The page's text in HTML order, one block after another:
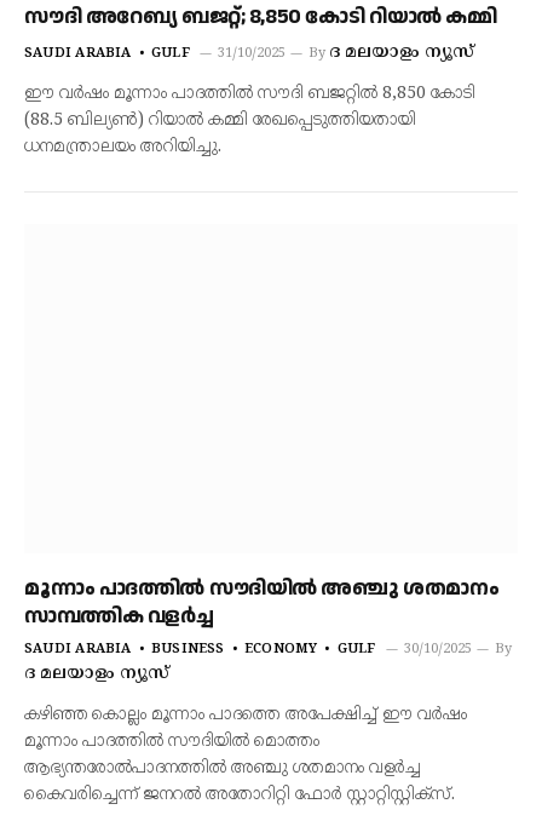
സൗദി അറേബ്യ ബജറ്റ്; 8,850 കോടി റിയാല്‍ കമ്മി
SAUDI ARABIA GULF 31/10/2025 By ദ മലയാളം ന്യൂസ്
ഈ വര്‍ഷം മൂന്നാം പാദത്തില്‍ സൗദി ബജറ്റില്‍ 8,850 കോടി
(88.5 ബില്യണ്‍) റിയാല്‍ കമ്മി രേഖപ്പെടുത്തിയതായി
ധനമന്ത്രാലയം അറിയിച്ചു.
മൂന്നാം പാദത്തില്‍ സൗദിയില്‍ അഞ്ചു ശതമാനം
സാമ്പത്തിക വളര്‍ച്ച
SAUDI ARABIA BUSINESS ECONOMY GULF 30/10/2025 By
ദ മലയാളം ന്യൂസ്
കഴിഞ്ഞ കൊല്ലം മൂന്നാം പാദത്തെ അപേക്ഷിച്ച് ഈ വര്‍ഷം
മൂന്നാം പാദത്തില്‍ സൗദിയില്‍ മൊത്തം
ആഭ്യന്തരോല്‍പാദനത്തില്‍ അഞ്ചു ശതമാനം വളര്‍ച്ച
കൈവരിച്ചെന്ന് ജനറല്‍ അതോറിറ്റി ഫോര്‍ സ്റ്റാറ്റിസ്റ്റിക്‌സ്.